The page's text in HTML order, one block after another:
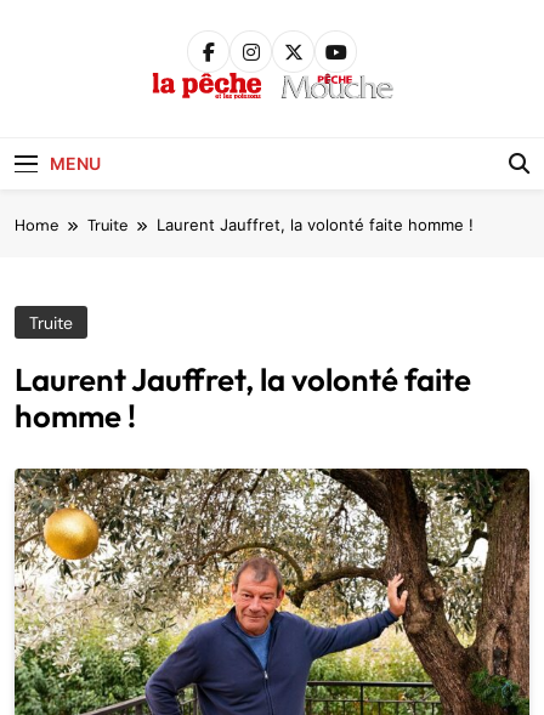
MENU
Home Truite Laurent Jauffret, la volonté faite homme !
Truite
Laurent Jauffret, la volonté faite
homme !